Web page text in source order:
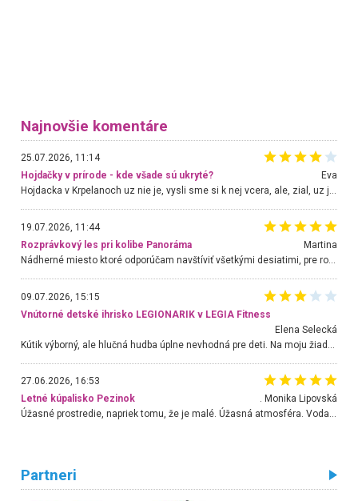
Najnovšie komentáre
25.07.2026, 11:14
Hojdačky v prírode - kde všade sú ukryté?
Eva
Hojdacka v Krpelanoch uz nie je, vysli sme si k nej vcera, ale, zial, uz je znicena. Ak sem planujete cestu len kvoli hojdacke, mozete si ju usetrit. Krasny vyhlad je tu vsak aj bez hojdacky :-)
19.07.2026, 11:44
Rozprávkový les pri kolibe Panoráma
Martina
Nádherné miesto ktoré odporúčam navštíviť všetkými desiatimi, pre rodiny s deťmi, dôchodcom... Proste a jednoducho ozaj rozprávkový les.. určite ešte prídeme. Odniesli sme si na pamiatku krásne tričká,
09.07.2026, 15:15
Vnútorné detské ihrisko LEGIONARIK v LEGIA Fitness
Elena Selecká
27.06.2026, 16:53
Letné kúpalisko Pezinok
. Monika Lipovská
Úžasné prostredie, napriek tomu, že je malé. Úžasná atmosféra. Voda fantastická a nádherná. Ľudí je pomerne veľa, ale su mili a ohľaduplní. Je veľmi zaujímavé sledovať, ako dokážu spolu športovať cudzí ľudia a bez ohľadu na vek. Vládne tu pohoda. Vnuka neviem dostať z vody. Ďakujem za krásny deň . Urcite sa sem vrátim. Jediný problém je s parkovaním, ale aj ten sa mi podarilo vyriešiť. Monika Bratislava
Partneri